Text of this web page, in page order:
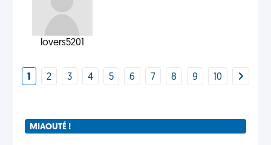
lovers5201
1 2 3 4 5 6 7 8 9 10
MIAOUTÉ !